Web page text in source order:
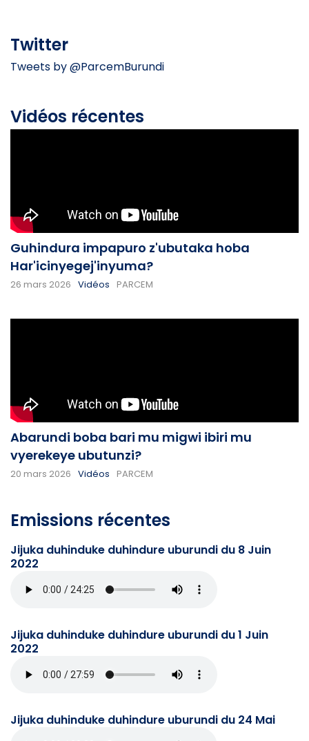
Twitter
Tweets by @ParcemBurundi
Vidéos récentes
Guhindura impapuro z'ubutaka hoba
Har'icinyegej'inyuma?
26 mars 2026 Vidéos PARCEM
Abarundi boba bari mu migwi ibiri mu
vyerekeye ubutunzi?
20 mars 2026 Vidéos PARCEM
Emissions récentes
Jijuka duhinduke duhindure uburundi du 8 Juin
2022
Jijuka duhinduke duhindure uburundi du 1 Juin
2022
Jijuka duhinduke duhindure uburundi du 24 Mai